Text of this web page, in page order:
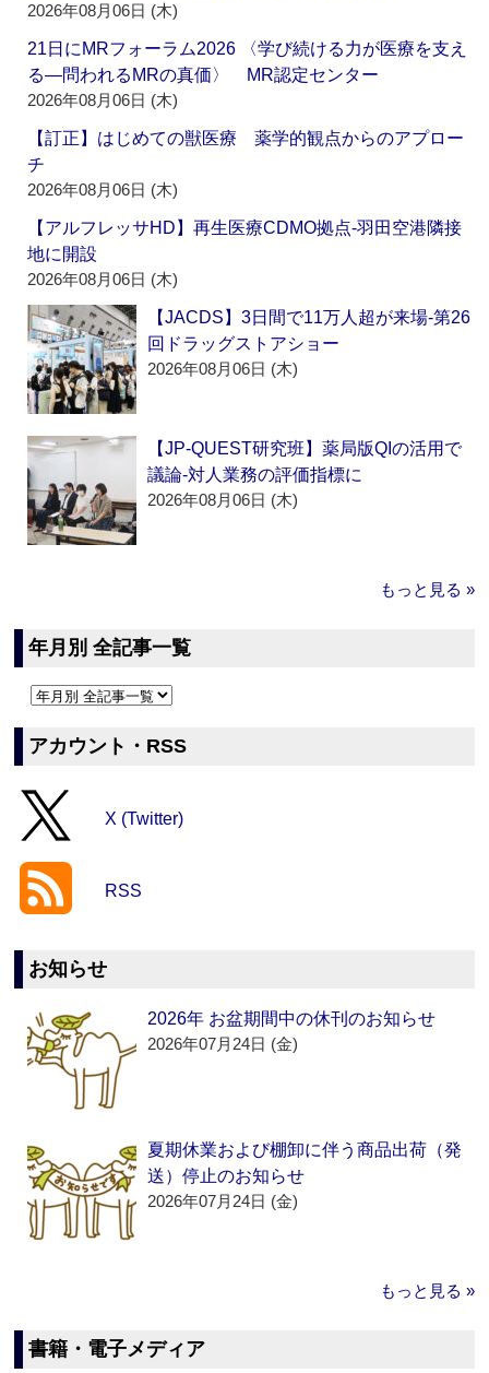
2026年08月06日 (木)
21日にMRフォーラム2026 〈学び続ける力が医療を支え
る―問われるMRの真価〉 MR認定センター
2026年08月06日 (木)
【訂正】はじめての獣医療 薬学的観点からのアプロー
チ
2026年08月06日 (木)
【アルフレッサHD】再生医療CDMO拠点‐羽田空港隣接
地に開設
2026年08月06日 (木)
【JACDS】3日間で11万人超が来場‐第26
回ドラッグストアショー
2026年08月06日 (木)
【JP-QUEST研究班】薬局版QIの活用で
議論‐対人業務の評価指標に
2026年08月06日 (木)
もっと見る »
年月別 全記事一覧
アカウント・RSS
X (Twitter)
RSS
お知らせ
2026年 お盆期間中の休刊のお知らせ
2026年07月24日 (金)
夏期休業および棚卸に伴う商品出荷（発
送）停止のお知らせ
2026年07月24日 (金)
もっと見る »
書籍・電子メディア